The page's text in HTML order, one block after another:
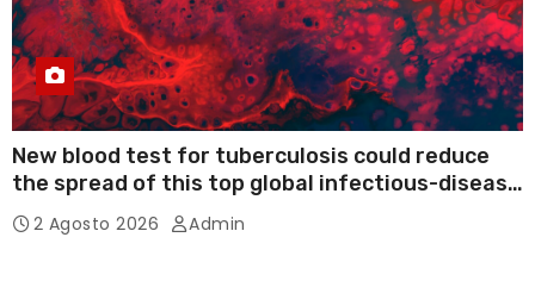
New blood test for tuberculosis could reduce
the spread of this top global infectious-disease
killer2 Agosto 2026 Admin